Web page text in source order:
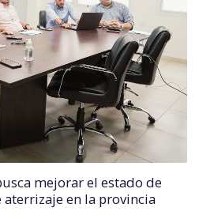
mejorar el estado de
en la provincia